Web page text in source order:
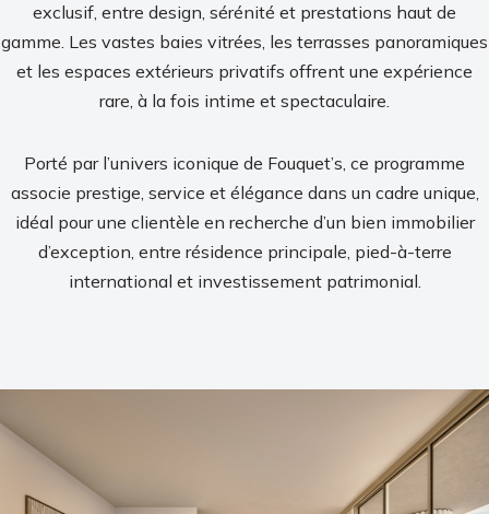
exclusif, entre design, sérénité et prestations haut de
gamme. Les vastes baies vitrées, les terrasses panoramiques
et les espaces extérieurs privatifs offrent une expérience
rare, à la fois intime et spectaculaire.
Porté par l’univers iconique de Fouquet’s, ce programme
associe prestige, service et élégance dans un cadre unique,
idéal pour une clientèle en recherche d’un bien immobilier
d’exception, entre résidence principale, pied-à-terre
international et investissement patrimonial.